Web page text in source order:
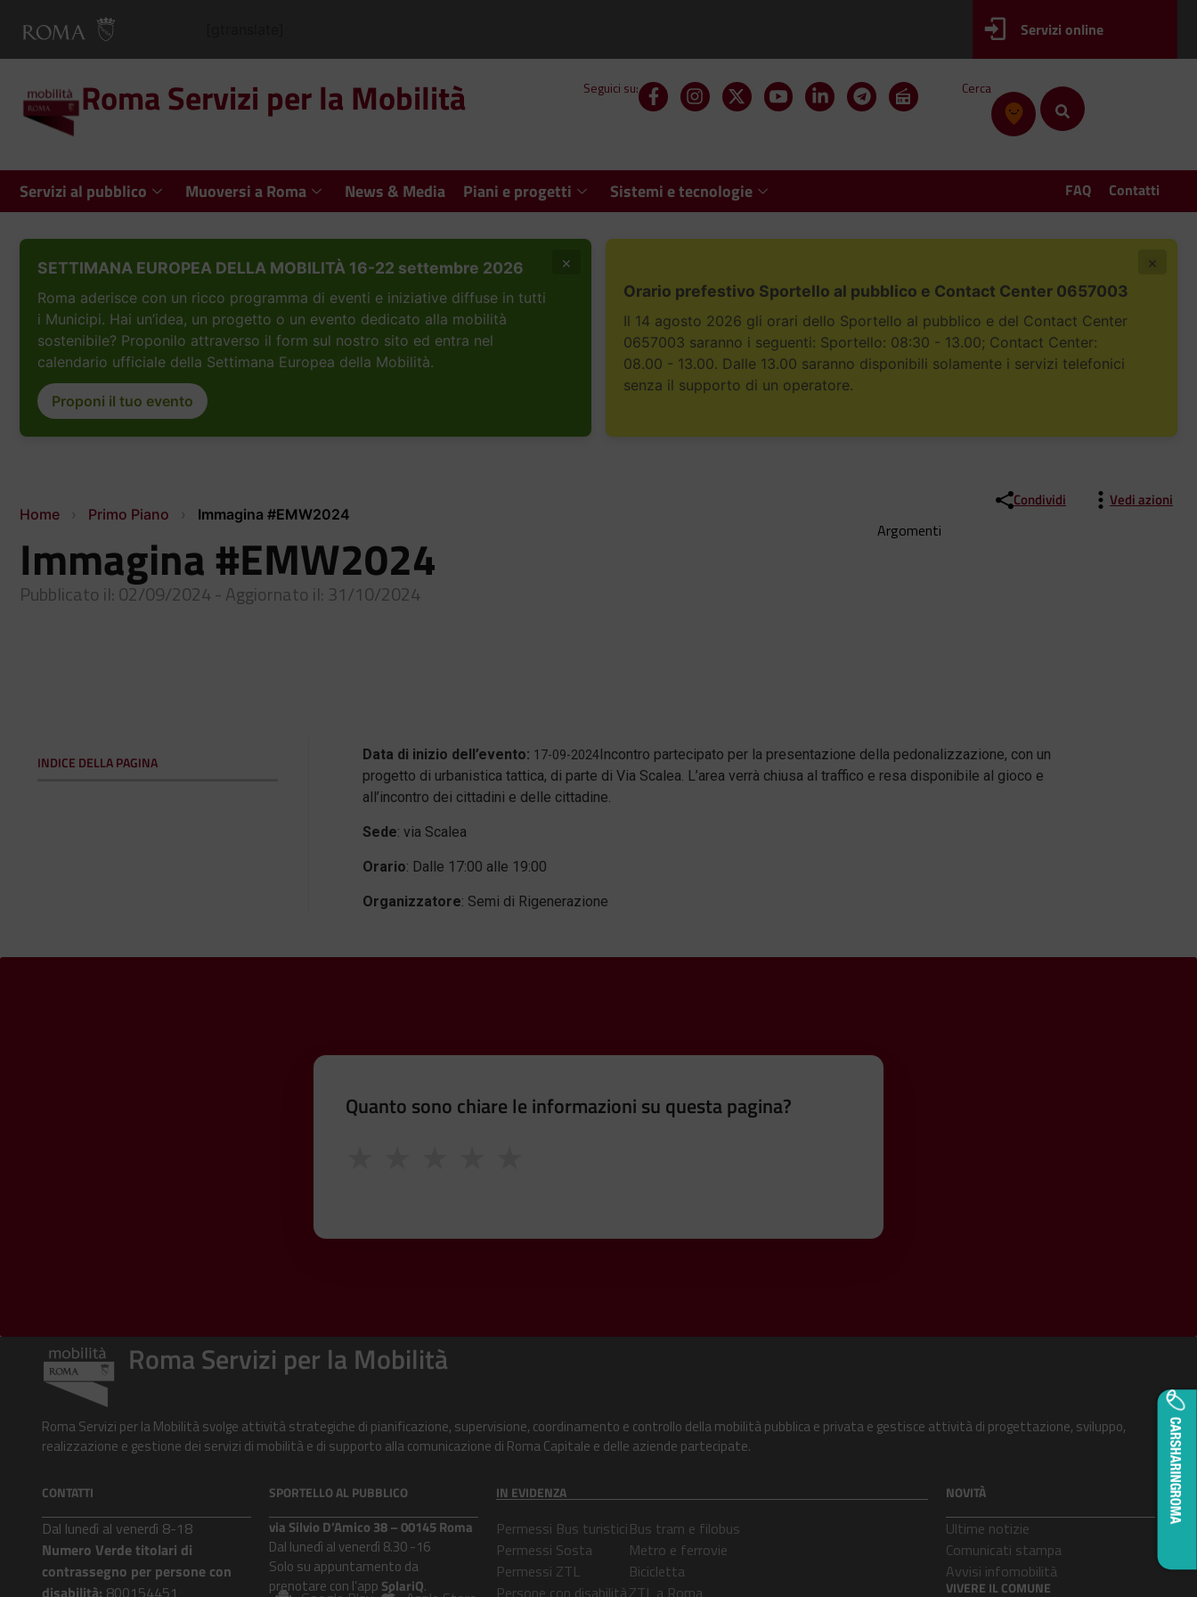
Servizi online
Roma Servizi per la Mobilità Seguici su: Cerca
Servizi al pubblico Muoversi a Roma News & Media Piani e progetti Sistemi e tecnologie FAQ Contatti
SETTIMANA EUROPEA DELLA MOBILITÀ 16-22 settembre 2026
Roma aderisce con un ricco programma di eventi e iniziative diffuse in tutti
i Municipi. Hai un’idea, un progetto o un evento dedicato alla mobilità
sostenibile? Proponilo attraverso il form sul nostro sito ed entra nel
calendario ufficiale della Settimana Europea della Mobilità.
Proponi il tuo evento
×
Orario prefestivo Sportello al pubblico e Contact Center 0657003
Il 14 agosto 2026 gli orari dello Sportello al pubblico e del Contact Center
0657003 saranno i seguenti: Sportello: 08:30 - 13.00; Contact Center:
08.00 - 13.00. Dalle 13.00 saranno disponibili solamente i servizi telefonici
senza il supporto di un operatore.
×
Home › Primo Piano › Immagina #EMW2024
Immagina #EMW2024
Pubblicato il: 02/09/2024 - Aggiornato il: 31/10/2024
Condividi Vedi azioni
Argomenti
INDICE DELLA PAGINA Data di inizio dell’evento: 17-09-2024Incontro partecipato per la presentazione della pedonalizzazione, con un
progetto di urbanistica tattica, di parte di Via Scalea. L’area verrà chiusa al traffico e resa disponibile al gioco e
all’incontro dei cittadini e delle cittadine.
Sede: via Scalea
Orario: Dalle 17:00 alle 19:00
Organizzatore: Semi di Rigenerazione
Quanto sono chiare le informazioni su questa pagina?
Roma Servizi per la Mobilità
Roma Servizi per la Mobilità svolge attività strategiche di pianificazione, supervisione, coordinamento e controllo della mobilità pubblica e privata e gestisce attività di progettazione, sviluppo,
realizzazione e gestione dei servizi di mobilità e di supporto alla comunicazione di Roma Capitale e delle aziende partecipate.
CONTATTI
Dal lunedì al venerdì 8-18
Numero Verde titolari di
contrassegno per persone con
disabilità: 800154451
SPORTELLO AL PUBBLICO
via Silvio D’Amico 38 – 00145 Roma
Dal lunedì al venerdì 8.30 -16
Solo su appuntamento da
prenotare con l’app SolariQ.
IN EVIDENZA
Permessi Bus turistici
Permessi Sosta
Permessi ZTL
Persone con disabilità
Bus tram e filobus
Metro e ferrovie
Bicicletta
ZTL a Roma
NOVITÀ
Ultime notizie
Comunicati stampa
Avvisi infomobilità
VIVERE IL COMUNE